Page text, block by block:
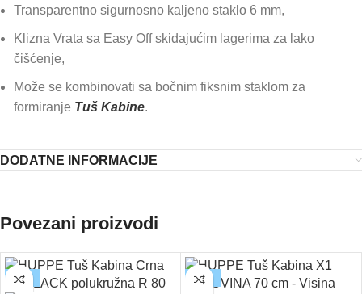
Transparentno sigurnosno kaljeno staklo 6 mm,
Klizna Vrata sa Easy Off skidajućim lagerima za lako
čišćenje,
Može se kombinovati sa bočnim fiksnim staklom za
formiranje Tuš Kabine.
DODATNE INFORMACIJE
Povezani proizvodi
-12% -20%